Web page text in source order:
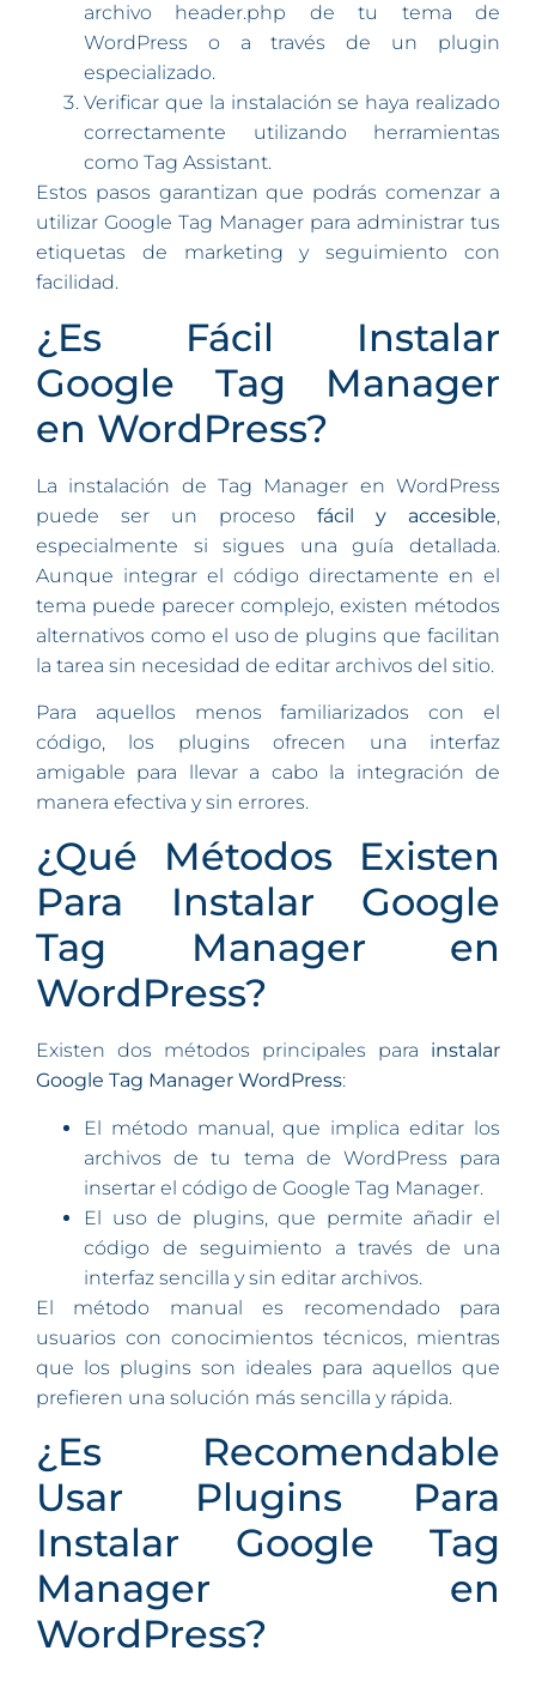
archivo header.php de tu tema de
WordPress o a través de un plugin
especializado.
Verificar que la instalación se haya realizado
correctamente utilizando herramientas
como Tag Assistant.
Estos pasos garantizan que podrás comenzar a
utilizar Google Tag Manager para administrar tus
etiquetas de marketing y seguimiento con
facilidad.
¿Es Fácil Instalar
Google Tag Manager
en WordPress?
La instalación de Tag Manager en WordPress
puede ser un proceso fácil y accesible,
especialmente si sigues una guía detallada.
Aunque integrar el código directamente en el
tema puede parecer complejo, existen métodos
alternativos como el uso de plugins que facilitan
la tarea sin necesidad de editar archivos del sitio.
Para aquellos menos familiarizados con el
código, los plugins ofrecen una interfaz
amigable para llevar a cabo la integración de
manera efectiva y sin errores.
¿Qué Métodos Existen
Para Instalar Google
Tag Manager en
WordPress?
Existen dos métodos principales para instalar
Google Tag Manager WordPress:
El método manual, que implica editar los
archivos de tu tema de WordPress para
insertar el código de Google Tag Manager.
El uso de plugins, que permite añadir el
código de seguimiento a través de una
interfaz sencilla y sin editar archivos.
El método manual es recomendado para
usuarios con conocimientos técnicos, mientras
que los plugins son ideales para aquellos que
prefieren una solución más sencilla y rápida.
¿Es Recomendable
Usar Plugins Para
Instalar Google Tag
Manager en
WordPress?